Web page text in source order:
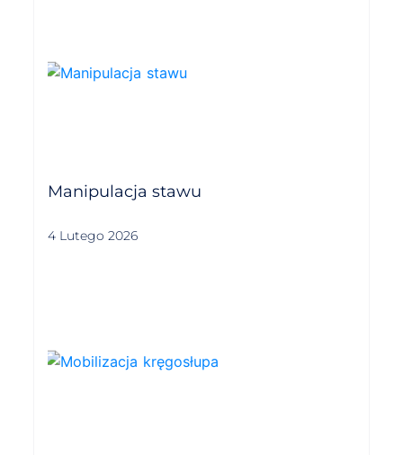
Manipulacja stawu
4 Lutego 2026